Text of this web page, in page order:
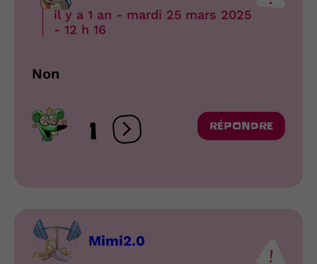
il y a 1 an - mardi 25 mars 2025
- 12 h 16
Non
1 Ouvrir les réactions
RÉPONDRE
Mimi2.0